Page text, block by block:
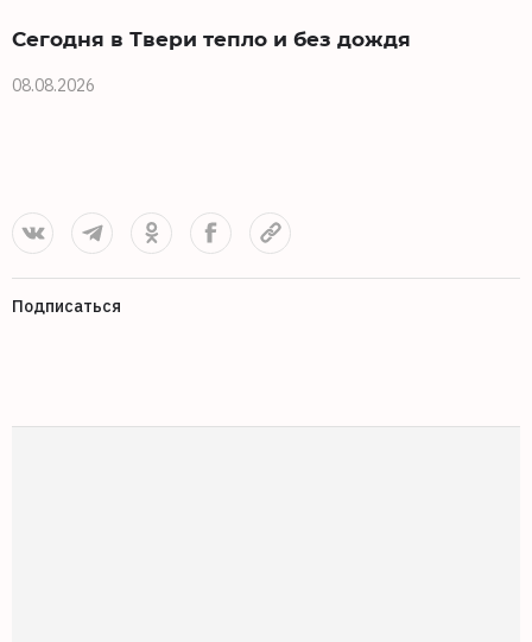
Сегодня в Твери тепло и без дождя
08.08.2026
Подписаться